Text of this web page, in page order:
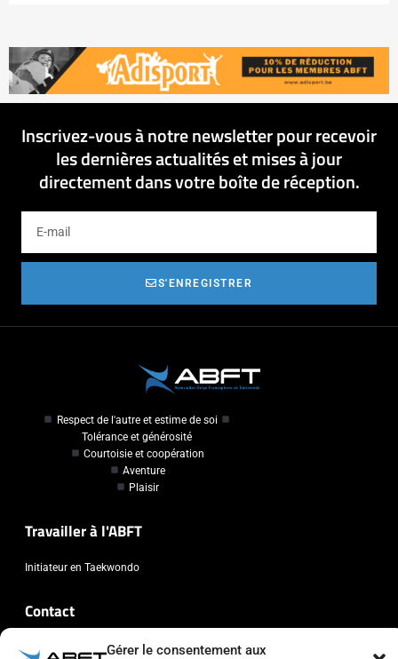
Gérer le consentement aux
Inscrivez-vous à notre newsletter pour recevoir
les dernières actualités et mises à jour
directement dans votre boîte de réception.
S'ENREGISTRER
Respect de l'autre et estime de soi
Tolérance et générosité
Courtoisie et coopération
Aventure
Plaisir
Travailler à l'ABFT
Initiateur en Taekwondo
Contact
Association Belge Francophone de Taekwondo